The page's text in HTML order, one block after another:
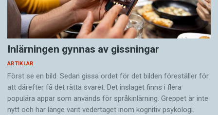
Inlärningen gynnas av gissningar
ARTIKLAR
Först se en bild. Sedan gissa ordet för det bilden föreställer för
att därefter få det rätta svaret. Det inslaget finns i flera
populära appar som används för språkinlärning. Greppet är inte
nytt och har länge varit vedertaget inom kognitiv psykologi.